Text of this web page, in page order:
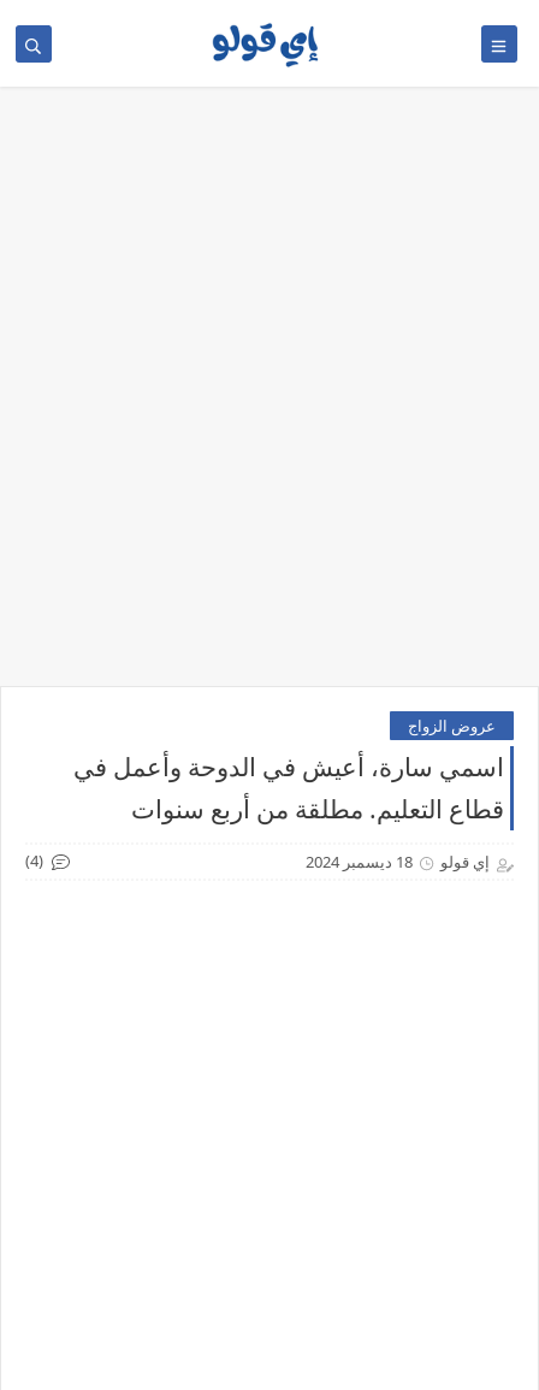
عروض الزواج
اسمي سارة، أعيش في الدوحة وأعمل في
قطاع التعليم. مطلقة من أربع سنوات
إي قولو 18 ديسمبر 2024 (4)